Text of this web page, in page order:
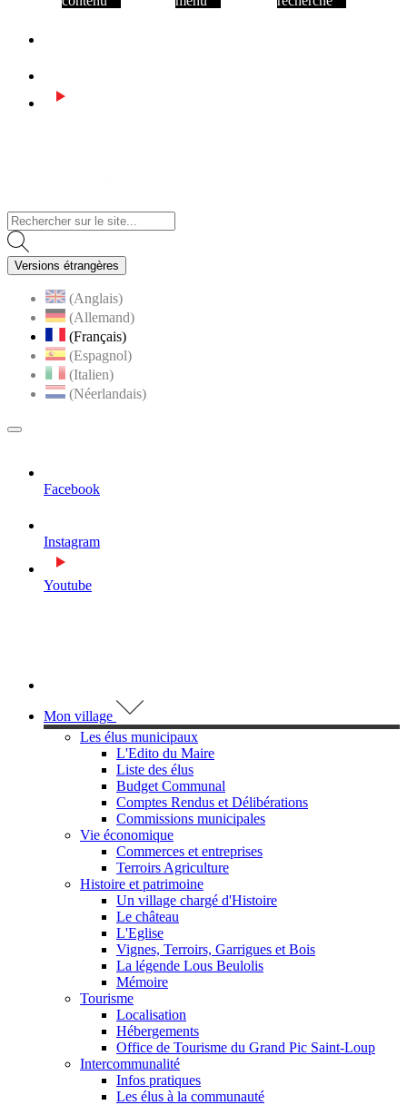
Versions étrangères
(Anglais)
(Allemand)
(Français)
(Espagnol)
(Italien)
(Néerlandais)
MENU
Facebook
Instagram
Youtube
Mon village
Les élus municipaux
L'Edito du Maire
Liste des élus
Budget Communal
Comptes Rendus et Délibérations
Commissions municipales
Vie économique
Commerces et entreprises
Terroirs Agriculture
Histoire et patrimoine
Un village chargé d'Histoire
Le château
L'Eglise
Vignes, Terroirs, Garrigues et Bois
La légende Lous Beulolis
Mémoire
Tourisme
Localisation
Hébergements
Office de Tourisme du Grand Pic Saint-Loup
Intercommunalité
Infos pratiques
Les élus à la communauté